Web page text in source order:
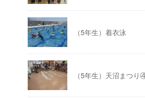
（5年生）着衣泳
（5年生）天沼まつり